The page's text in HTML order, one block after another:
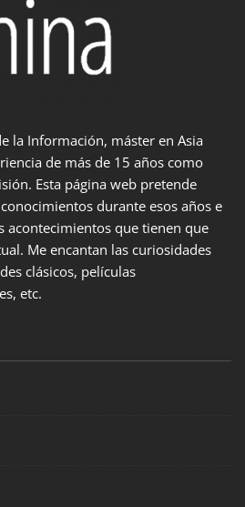
la Información, máster en Asia
de más de 15 años como
Esta página web pretende
durante esos años e
acontecimientos que tienen que
Me encantan las curiosidades
clásicos, películas
etc.